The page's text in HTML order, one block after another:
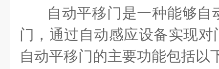
自动平移门是一种能够自
门，通过自动感应设备实现
自动平移门的主要功能包括以